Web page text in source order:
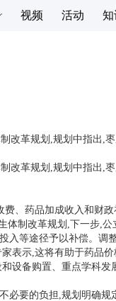
视频 活动 知
规划,规划中指出,枣
革规划,规划中指出,枣
药品加成收入和财政
制改革规划,下一步,公
等途径予以补偿。调
示,这将有助于药品价
设备购置、重点学科
要的负担,规划明确规